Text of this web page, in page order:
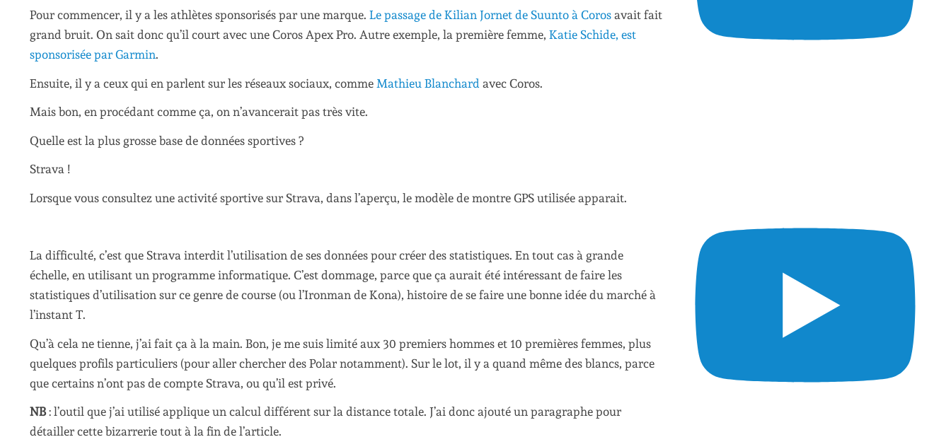
Pour commencer, il y a les athlètes sponsorisés par une marque. Le passage de Kilian Jornet de Suunto à Coros avait fait
grand bruit. On sait donc qu’il court avec une Coros Apex Pro. Autre exemple, la première femme, Katie Schide, est
sponsorisée par Garmin.
Ensuite, il y a ceux qui en parlent sur les réseaux sociaux, comme Mathieu Blanchard avec Coros.
Mais bon, en procédant comme ça, on n’avancerait pas très vite.
Quelle est la plus grosse base de données sportives ?
Strava !
Lorsque vous consultez une activité sportive sur Strava, dans l’aperçu, le modèle de montre GPS utilisée apparait.
La difficulté, c’est que Strava interdit l’utilisation de ses données pour créer des statistiques. En tout cas à grande
échelle, en utilisant un programme informatique. C’est dommage, parce que ça aurait été intéressant de faire les
statistiques d’utilisation sur ce genre de course (ou l’Ironman de Kona), histoire de se faire une bonne idée du marché à
l’instant T.
Qu’à cela ne tienne, j’ai fait ça à la main. Bon, je me suis limité aux 30 premiers hommes et 10 premières femmes, plus
quelques profils particuliers (pour aller chercher des Polar notamment). Sur le lot, il y a quand même des blancs, parce
que certains n’ont pas de compte Strava, ou qu’il est privé.
NB: l’outil que j’ai utilisé applique un calcul différent sur la distance totale. J’ai donc ajouté un paragraphe pour
détailler cette bizarrerie tout à la fin de l’article.